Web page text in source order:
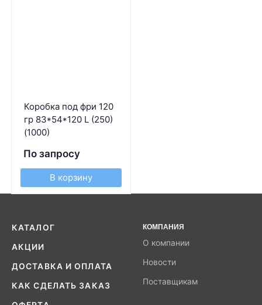
Коробка под фри 120
гр 83*54*120 L (250)
(1000)
По запросу
В корзину
КАТАЛОГ
АКЦИИ
ДОСТАВКА И ОПЛАТА
КАК СДЕЛАТЬ ЗАКАЗ
КОМПАНИЯ
О компании
Новости
Поставщикам